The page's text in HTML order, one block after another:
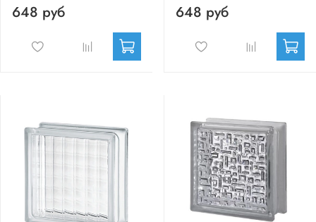
648 руб 648 руб